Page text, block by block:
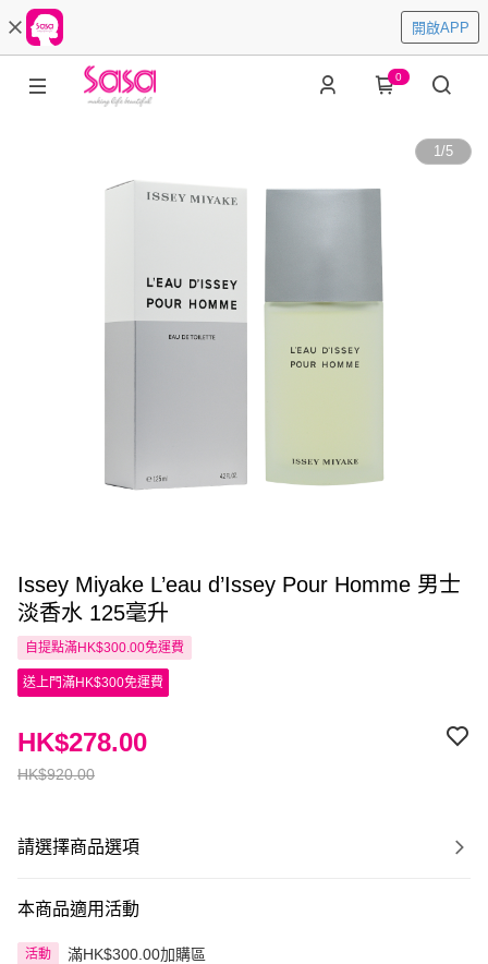
開啟APP
0
1/5
Issey Miyake L’eau d’Issey Pour Homme 男士
淡香水 125毫升
自提點滿HK$300.00免運費
送上門滿HK$300免運費
HK$920.00
HK$278.00
請選擇商品選項
本商品適用活動
活動 滿HK$300.00加購區